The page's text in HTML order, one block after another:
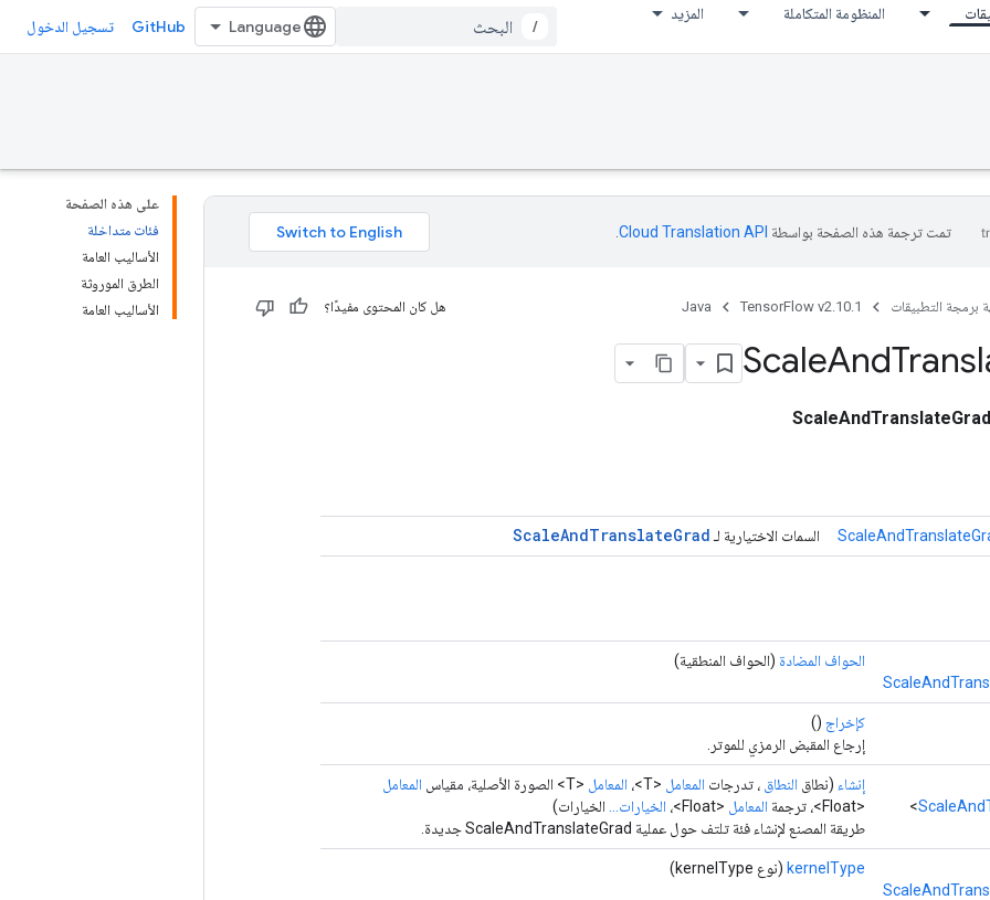
المنظومة المتكاملة المزيد
/
GitHub تسجيل الدخول
على هذه الصفحة
فئات متداخلة
الأساليب العامة
الطرق الموروثة
الأساليب العامة
تمت ترجمة هذه الصفحة بواسطة Cloud Translation API‏
برمجة التطبيقات TensorFlow v2.10.1
Java هل كان المحتوى مفيدًا؟
ScaleAnd
ScaleAndTranslateGrad
السمات الاختيارية لـ ScaleAndTranslateGrad
الحواف المضادة (الحواف المنطقية)
كإخراج ()
إرجاع المقبض الرمزي للموتر.
إنشاء (نطاق النطاق ، تدرجات المعامل <T>، المعامل <T> الصورة الأصلية، مقياس
المعامل
<Float>، ترجمة
المعامل <Float>، الخيارات...
الخيارات)
طريقة المصنع لإنشاء فئة تلتف حول عملية ScaleAndTranslateGrad جديدة.
kernelType (نوع kernelType)